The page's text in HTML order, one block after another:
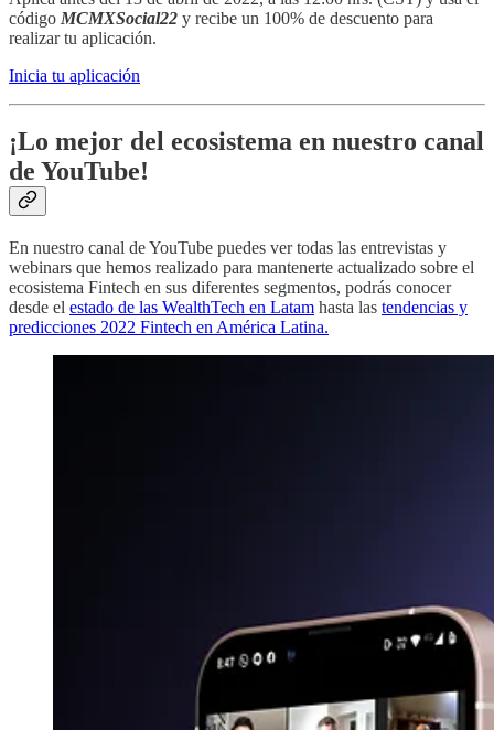
código MCMXSocial22 y recibe un 100% de descuento para
realizar tu aplicación.
Inicia tu aplicación
¡Lo mejor del ecosistema en nuestro canal
de YouTube!
En nuestro canal de YouTube puedes ver todas las entrevistas y
webinars que hemos realizado para mantenerte actualizado sobre el
ecosistema Fintech en sus diferentes segmentos, podrás conocer
desde el estado de las WealthTech en Latam hasta las tendencias y
predicciones 2022 Fintech en América Latina.